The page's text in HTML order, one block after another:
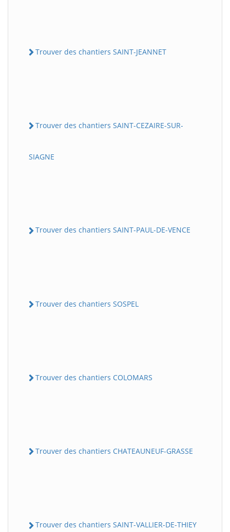
Trouver des chantiers SAINT-JEANNET
Trouver des chantiers SAINT-CEZAIRE-SUR-
SIAGNE
Trouver des chantiers SAINT-PAUL-DE-VENCE
Trouver des chantiers SOSPEL
Trouver des chantiers COLOMARS
Trouver des chantiers CHATEAUNEUF-GRASSE
Trouver des chantiers SAINT-VALLIER-DE-THIEY